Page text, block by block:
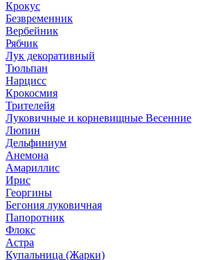
Крокус
Безвременник
Вербейник
Рябчик
Лук декоративный
Тюльпан
Нарцисс
Крокосмия
Трителейя
Луковичные и корневищные Весенние
Люпин
Дельфиниум
Анемона
Амариллис
Ирис
Георгины
Бегония луковичная
Папоротник
Флокс
Астра
Купальница (Жарки)